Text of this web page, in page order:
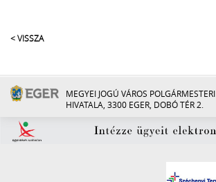
< VISSZA
MEGYEI JOGÚ VÁROS POLGÁRMESTERI
HIVATALA, 3300 EGER, DOBÓ TÉR 2.